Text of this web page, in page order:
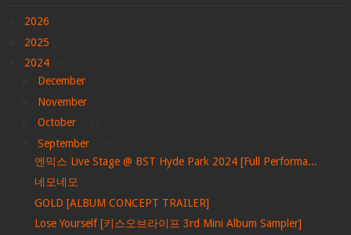
2026
2025
2024
December
November
October
September
엔믹스 Live Stage @ BST Hyde Park 2024 [Full Performa...
네모네모
GOLD [ALBUM CONCEPT TRAILER]
Lose Yourself [키스오브라이프 3rd Mini Album Sampler]